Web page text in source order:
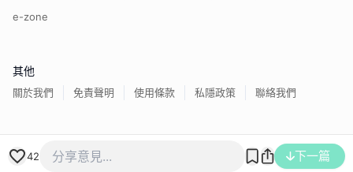
42 下一篇
e-zone
其他
關於我們 免責聲明 使用條款 私隱政策 聯絡我們
香港經濟日報版權所有©